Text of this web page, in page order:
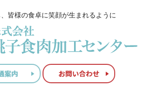
皆様の食卓に笑顔が生まれるように